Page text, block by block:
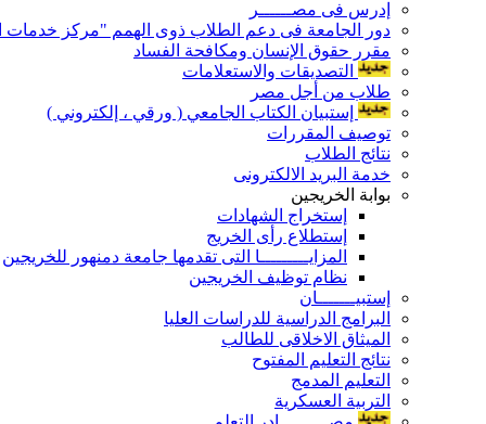
إدرس فى مصــــــر
دور الجامعة فى دعم الطلاب ذوى الهمم "مركز خدمات
مقرر حقوق الإنسان ومكافحة الفساد
التصديقات والاستعلامات
طلاب من أجل مصر
إستبيان الكتاب الجامعي ( ورقي ، إلكتروني )
توصيف المقررات
نتائج الطلاب
خدمة البريد الالكترونى
بوابة الخريجين
إستخراج الشهادات
إستطلاع رأى الخريج
المزايـــــــــا التى تقدمها جامعة دمنهور للخريجين
نظام توظيف الخريجين
إستبيـــــــان
البرامج الدراسية للدراسات العليا
الميثاق الاخلاقى للطالب
نتائج التعليم المفتوح
التعليم المدمج
التربية العسكرية